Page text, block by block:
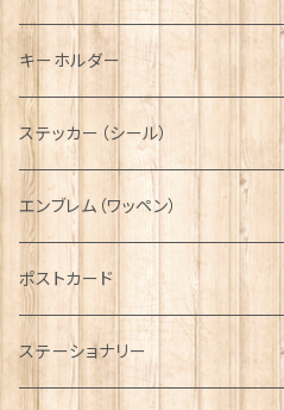
ディアストーカー
ニット帽
タータン【Glencroft】
ボタンラップマフラー【Aran Traditions】
スカーフ
ファッションマスク
その他のアクセサリー
ラブスプーン【PAUL CURTIS】
ティーコジー
その他テーブルウェア
乗り物
動物＆植物
国旗＆紋章
シンボル
ミリタリー
NAVY
AIRFORCE
ARMY
ピューター
キーホルダー
ステッカー（シール）
エンブレム（ワッペン）
ポストカード
ステーショナリー